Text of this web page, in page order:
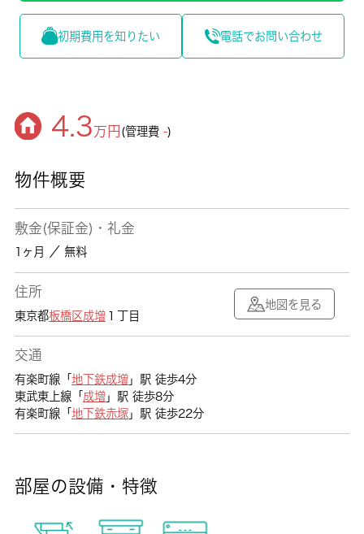
初期費用を知りたい 電話でお問い合わせ
4.3万円 (管理費-)
物件概要
敷金(保証金)・礼金
1ヶ月 ／ 無料
住所
東京都板橋区成増１丁目
地図を見る
交通
有楽町線「 地下鉄成増」駅 徒歩4分
東武東上線「 成増」駅 徒歩8分
有楽町線「 地下鉄赤塚」駅 徒歩22分
部屋の設備・特徴